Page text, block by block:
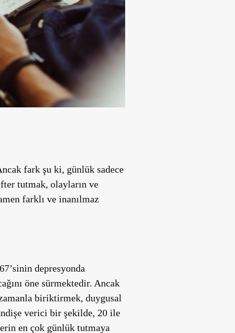
fark şu ki, günlük sadece
tutmak, olayların ve
farklı ve inanılmaz
depresyonda
öne sürmektedir. Ancak
biriktirmek, duygusal
verici bir şekilde, 20 ile
en çok günlük tutmaya